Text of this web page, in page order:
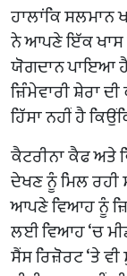
ਹਾਲਾਂਕਿ ਸਲਮਾਨ
ਨੇ ਆਪਣੇ ਇੱਕ ਖਾਸ
ਯੋਗਦਾਨ ਪਾਇਆ
ਜ਼ਿੰਮੇਵਾਰੀ ਸ਼ੇਰਾ
ਹਿੱਸਾ ਨਹੀਂ ਹੈ
ਕੈਟਰੀਨਾ ਕੈਫ ਅਤੇ
ਦੇਖਣ ਨੂੰ ਮਿਲ ਰਹੀ
ਆਪਣੇ ਵਿਆਹ ਨੂੰ
ਲਈ ਵਿਆਹ ‘ਚ
ਸੈਂਸ ਰਿਜ਼ੋਰਟ ‘ਤੇ